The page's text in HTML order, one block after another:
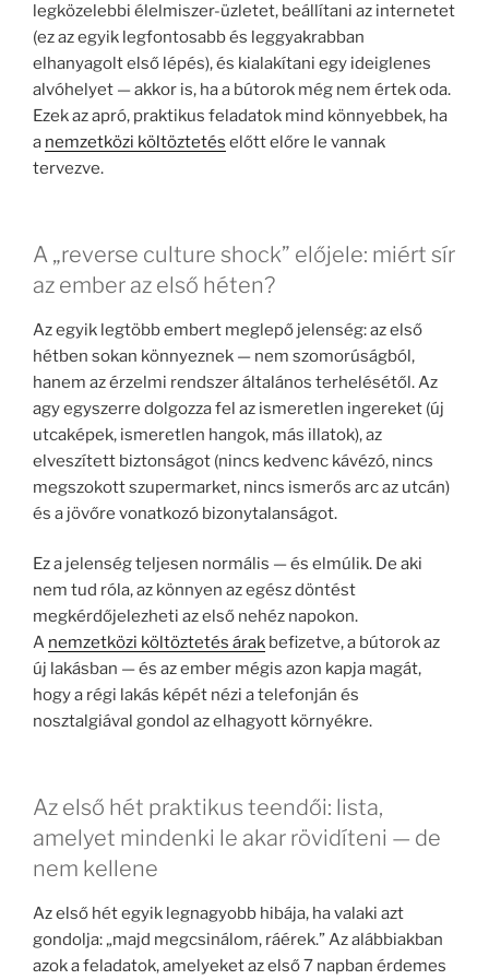
legközelebbi élelmiszer-üzletet, beállítani az internetet
(ez az egyik legfontosabb és leggyakrabban
elhanyagolt első lépés), és kialakítani egy ideiglenes
alvóhelyet — akkor is, ha a bútorok még nem értek oda.
Ezek az apró, praktikus feladatok mind könnyebbek, ha
a nemzetközi költöztetés előtt előre le vannak
tervezve.
A „reverse culture shock” előjele: miért sír
az ember az első héten?
Az egyik legtöbb embert meglepő jelenség: az első
hétben sokan könnyeznek — nem szomorúságból,
hanem az érzelmi rendszer általános terhelésétől. Az
agy egyszerre dolgozza fel az ismeretlen ingereket (új
utcaképek, ismeretlen hangok, más illatok), az
elveszített biztonságot (nincs kedvenc kávézó, nincs
megszokott szupermarket, nincs ismerős arc az utcán)
és a jövőre vonatkozó bizonytalanságot.
Ez a jelenség teljesen normális — és elmúlik. De aki
nem tud róla, az könnyen az egész döntést
megkérdőjelezheti az első nehéz napokon.
A nemzetközi költöztetés árak befizetve, a bútorok az
új lakásban — és az ember mégis azon kapja magát,
hogy a régi lakás képét nézi a telefonján és
nosztalgiával gondol az elhagyott környékre.
Az első hét praktikus teendői: lista,
amelyet mindenki le akar rövidíteni — de
nem kellene
Az első hét egyik legnagyobb hibája, ha valaki azt
gondolja: „majd megcsinálom, ráérek.” Az alábbiakban
azok a feladatok, amelyeket az első 7 napban érdemes